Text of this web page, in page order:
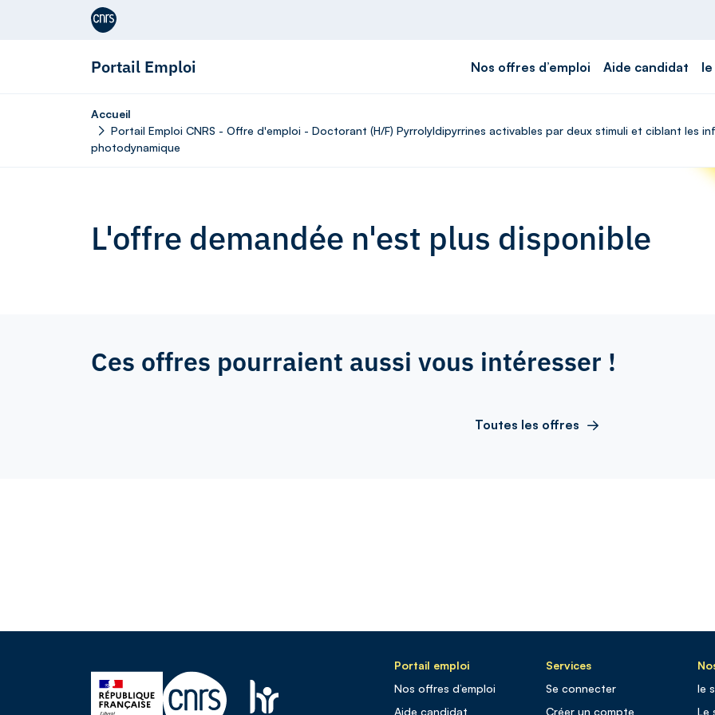
Aller au contenu
Portail Emploi Nos offres d’emploi Aide candidat
Accueil
Portail Emploi CNRS - Offre d'emploi - Doctorant (H/F) Pyrrolyldipyrrines activables par deux stimuli et ciblant les
photodynamique
L'offre demandée n'est plus disponible
Ces offres pourraient aussi vous intéresser !
Toutes les offres
Portail emploi
Nos offres d’emploi
Aide candidat
Services
Se connecter
Créer un compte
le
Le